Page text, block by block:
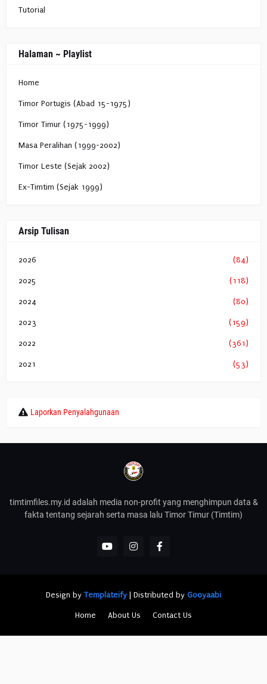
Tutorial
Halaman ~ Playlist
Home
Timor Portugis (Abad 15-1975)
Timor Timur (1975-1999)
Masa Peralihan (1999-2002)
Timor Leste (Sejak 2002)
Ex-Timtim (Sejak 1999)
Arsip Tulisan
2026 (84)
2025 (118)
2024 (80)
2023 (159)
2022 (361)
2021 (53)
Laporkan Penyalahgunaan
timtimfiles.my.id adalah media non-profit yang menghimpun data &
fakta tentang sejarah serta masa lalu Timor Timur (Timtim)
Design by Templateify | Distributed by Gooyaabi
Home About Us Contact Us